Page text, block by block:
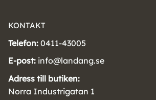
KONTAKT
Telefon: 0411-43005
E-post: info@landang.se
Adress till butiken:
Norra Industrigatan 1